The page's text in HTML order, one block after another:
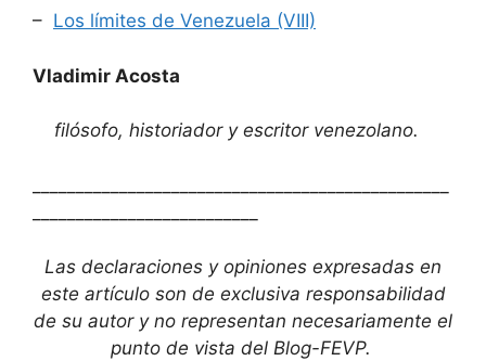
– Los límites de Venezuela (VIII)
Vladimir Acosta
filósofo, historiador y escritor venezolano.
Las declaraciones y opiniones expresadas en
este artículo son de exclusiva responsabilidad
de su autor y no representan necesariamente el
punto de vista del Blog-FEVP.